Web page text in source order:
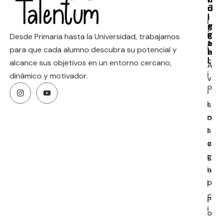
Desde Primaria hasta la Universidad, trabajamos
para que cada alumno descubra su potencial y
alcance sus objetivos en un entorno cercano,
dinámico y motivador.
ú
I
n
i
c
i
o
I
n
s
c
r
i
p
c
i
ú
l
e
g
a
l
A
v
i
s
o
l
e
g
a
l
P
o
d
i
g
i
t
a
l